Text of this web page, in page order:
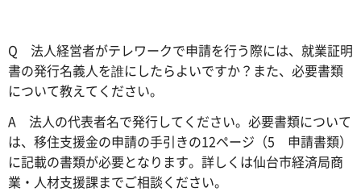
Q 法人経営者がテレワークで申請を行う際には、就業証明
書の発行名義人を誰にしたらよいですか？また、必要書類
について教えてください。
A 法人の代表者名で発行してください。必要書類について
は、移住支援金の申請の手引きの12ページ（5 申請書類）
に記載の書類が必要となります。詳しくは仙台市経済局商
業・人材支援課までご相談ください。